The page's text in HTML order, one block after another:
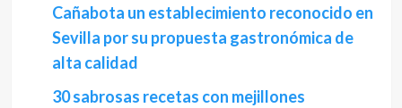
Cañabota un establecimiento reconocido en
Sevilla por su propuesta gastronómica de
alta calidad
30 sabrosas recetas con mejillones